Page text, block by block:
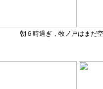
朝６時過ぎ，牧ノ戸はまだ